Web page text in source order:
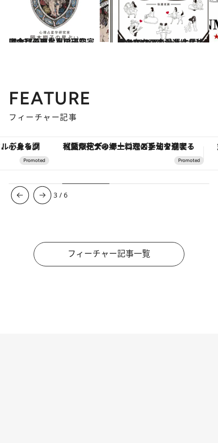
2026.7.31
【今月のあなたの運勢は？】心理占星学研究家 岡本翔子の星占い
占い 2024.6.15
【あなたの恋愛運は？】JINMUのアムール占星術 愛とエロスのジンムリズム
占い
FEATURE
フィーチャー記事
【夏限定ディナーコース】旬を迎える稚鮎や花ズッキーニなどをイタリア・トスカーナの郷土料理の手法で満喫！ ヴァシュロン・コンスタンタ
3 /6
フィーチャー記事一覧